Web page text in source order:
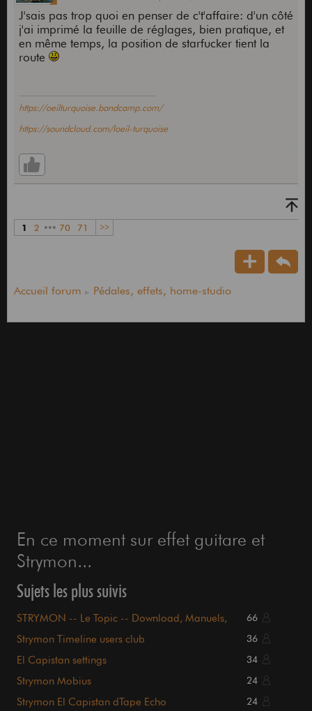
J'sais pas trop quoi en penser de c't'affaire: d'un côté
j'ai imprimé la feuille de réglages, bien pratique, et
en même temps, la position de starfucker tient la
route
https://oeilturquoise.bandcamp.com/
https://soundcloud.com/loeil-turquoise
1 2 ••• 70 71 >>
Accueil forum Pédales, effets, home-studio
En ce moment sur effet guitare et
Strymon...
Sujets les plus suivis
STRYMON -- Le Topic -- Download, Manuels,
66
Strymon Timeline users club 36
El Capistan settings 34
Strymon Mobius 24
Strymon El Capistan dTape Echo 24